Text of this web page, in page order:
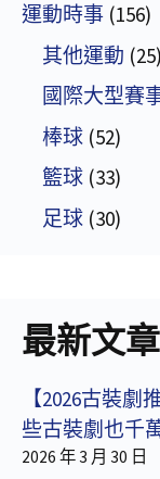
運動時事 (156)
其他運動 (25)
國際大型賽
棒球 (52)
籃球 (33)
足球 (30)
最新文章
【2026古裝
些古裝劇也千
2026 年 3 月 30 日